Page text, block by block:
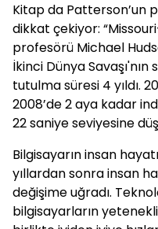
Kitap da Patterson’un
dikkat çekiyor:
profesörü Michael
İkinci Dünya
tutulma süresi 4 yıldı.
2008’de 2 aya kadar
22 saniye seviyesine
Bilgisayarın insan
yıllardan sonra insan
değişime uğradı.
bilgisayarların